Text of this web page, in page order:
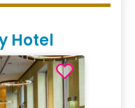
Hotel